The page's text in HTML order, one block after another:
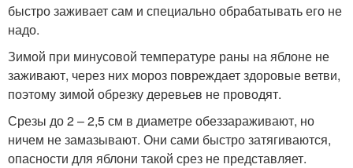
быстро заживает сам и специально обрабатывать его не
надо.
Зимой при минусовой температуре раны на яблоне не
заживают, через них мороз повреждает здоровые ветви,
поэтому зимой обрезку деревьев не проводят.
Срезы до 2 – 2,5 см в диаметре обеззараживают, но
ничем не замазывают. Они сами быстро затягиваются,
опасности для яблони такой срез не представляет.